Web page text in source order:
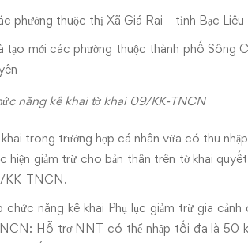
phường thuộc thị Xã Giá Rai – tỉnh Bạc Liêu
tạo mới các phường thuộc thành phố Sông
năng kê khai tờ khai 09/KK-TNCN
trong trường hợp cá nhân vừa có thu
hiện giảm trừ cho bản thân trên tờ khai
KK-TNCN.
chức năng kê khai Phụ lục giảm trừ gia
Hỗ trợ NNT có thể nhập tối đa là 50